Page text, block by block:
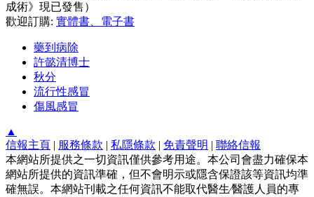
成術》現已發售）
歡迎訂購: 實體書、電子書
藥到病除
許懿清博士
秋分
流行性感冒
傷風感冒
▲
信報主頁 | 服務條款 | 私隱條款 | 免責聲明 | 聯絡信報
本網站所提供之一切資訊僅供參考用途。本公司會盡力確保本
網站所提供的資訊準確，但不會明示或隱含保證該等資訊均準
確無誤。本網站刊載之任何資訊不能取代醫生∕醫護人員的專